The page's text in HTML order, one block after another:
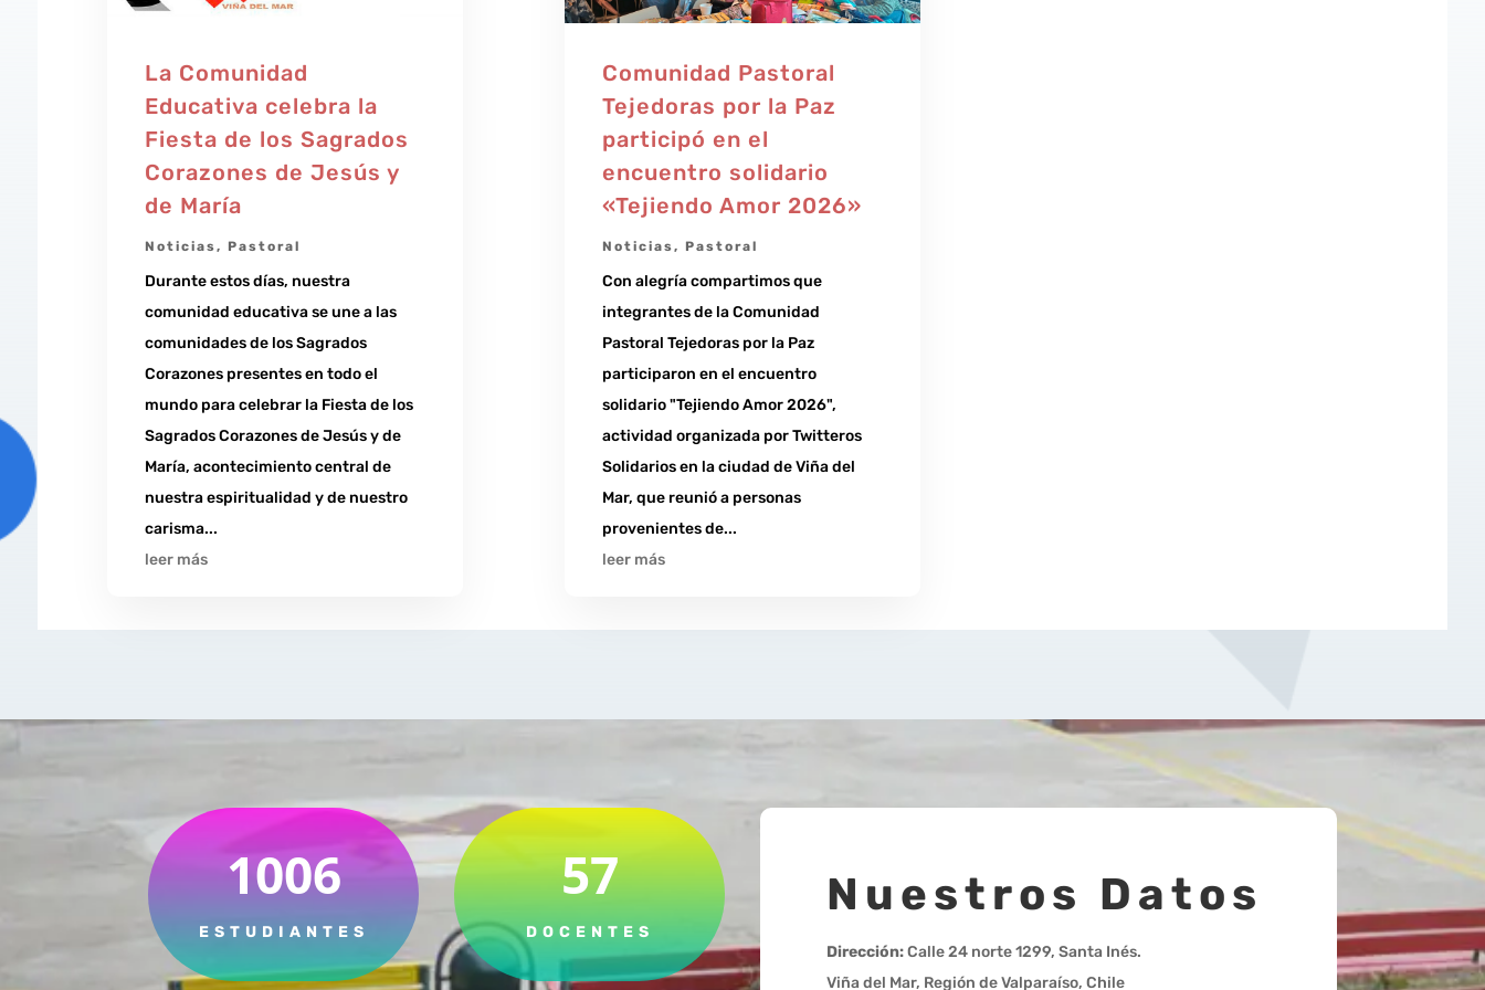
La Comunidad
Educativa celebra la
Fiesta de los Sagrados
Corazones de Jesús y
de María
Noticias, Pastoral
Durante estos días, nuestra
comunidad educativa se une a las
comunidades de los Sagrados
Corazones presentes en todo el
mundo para celebrar la Fiesta de los
Sagrados Corazones de Jesús y de
María, acontecimiento central de
nuestra espiritualidad y de nuestro
carisma...
leer más
Comunidad Pastoral
Tejedoras por la Paz
participó en el
encuentro solidario
«Tejiendo Amor 2026»
Noticias, Pastoral
Con alegría compartimos que
integrantes de la Comunidad
Pastoral Tejedoras por la Paz
participaron en el encuentro
solidario "Tejiendo Amor 2026",
actividad organizada por Twitteros
Solidarios en la ciudad de Viña del
Mar, que reunió a personas
provenientes de...
leer más
1006
ESTUDIANTES
57
DOCENTES
Nuestros Datos
Dirección:Calle 24 norte 1299, Santa Inés.
Viña del Mar, Región de Valparaíso, Chile